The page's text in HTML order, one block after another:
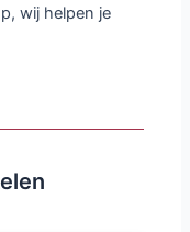
wij helpen je